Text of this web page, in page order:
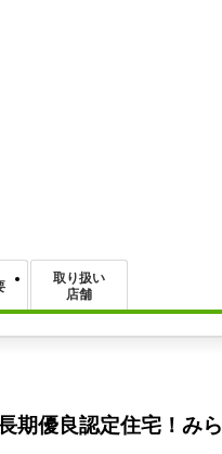
取り扱い
店舗
期優良認定住宅！み